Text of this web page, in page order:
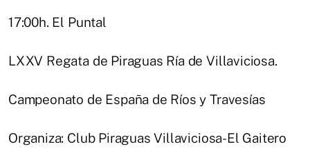
17:00h. El Puntal
LXXV Regata de Piraguas Ría de Villaviciosa.
Campeonato de España de Ríos y Travesías
Organiza: Club Piraguas Villaviciosa-El Gaitero